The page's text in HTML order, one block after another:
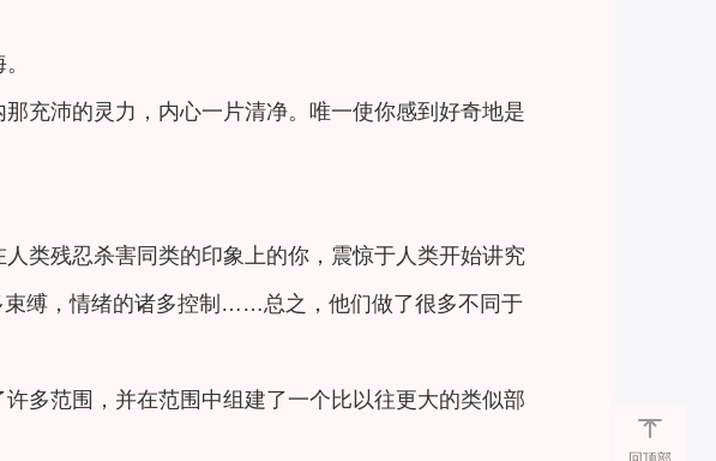
充沛的灵力，内心一片清净。唯一使你感到好奇地是
类残忍杀害同类的印象上的你，震惊于人类开始讲究
束缚，情绪的诸多控制……总之，他们做了很多不同于
多范围，并在范围中组建了一个比以往更大的类似部